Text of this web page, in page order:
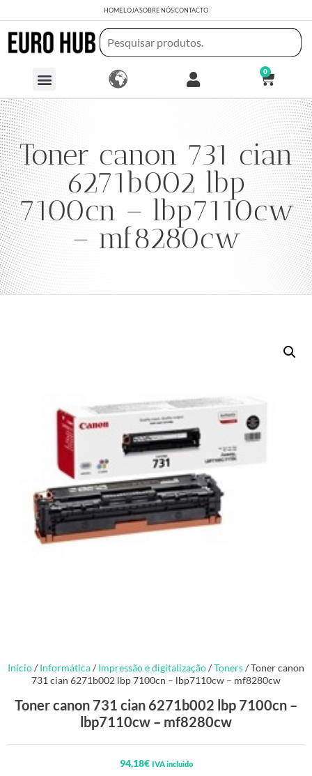
HOMELOJASOBRE NÓSCONTACTO
0
Toner canon 731 cian
6271b002 lbp
7100cn – lbp7110cw
– mf8280cw
Início/ Informática/ Impressão e digitalização/Toners/ Toner canon
731 cian 6271b002 lbp 7100cn – lbp7110cw – mf8280cw
Toner canon 731 cian 6271b002 lbp 7100cn –
lbp7110cw – mf8280cw
94,18€ IVA incluido